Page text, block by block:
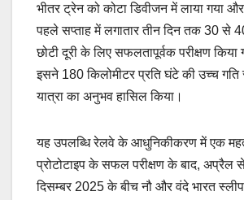
भीतर ट्रेन को कोटा डिवीजन में लाया गया
पहले सप्ताह में लगातार तीन दिन तक 30 से
छोटी दूरी के लिए सफलतापूर्वक परीक्षण किया
इसने 180 किलोमीटर प्रति घंटे की उच्च
यात्रा का अनुभव हासिल किया।
यह उपलब्धि रेलवे के आधुनिकीकरण में एक
प्रोटोटाइप के सफल परीक्षण के बाद, अप्रैल
दिसम्बर 2025 के बीच नौ और वंदे भारत